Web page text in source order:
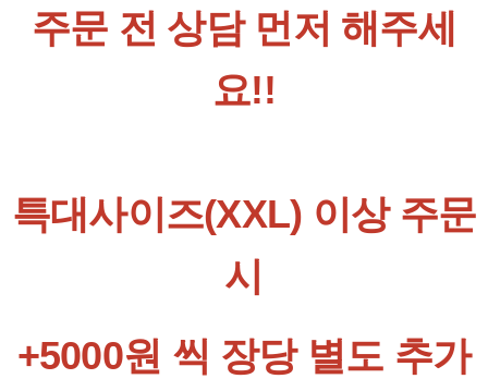
주문 전 상담 먼저 해주세
요!!
특대사이즈(XXL) 이상 주문
시
+5000원 씩 장당 별도 추가